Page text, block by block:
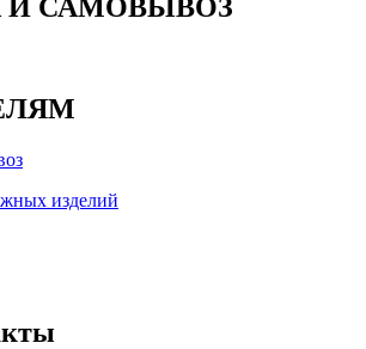
И САМОВЫВОЗ
изделий